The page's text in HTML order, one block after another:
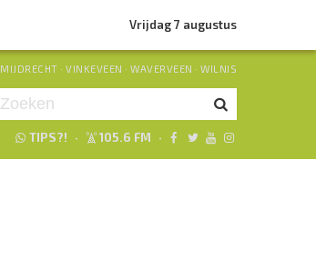
Vrijdag 7 augustus
MIJDRECHT · VINKEVEEN · WAVERVEEN · WILNIS
TIPS?! · 105.6 FM ·